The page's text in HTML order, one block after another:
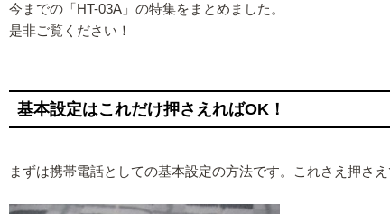
今までの「HT-03A」の特集をまとめました。
是非ご覧ください！
基本設定はこれだけ押さえればOK！
まずは携帯電話としての基本設定の方法です。これさえ押さ